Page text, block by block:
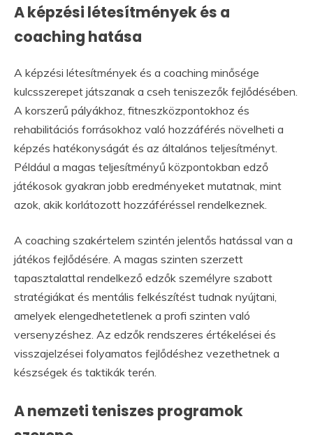
A képzési létesítmények és a
coaching hatása
A képzési létesítmények és a coaching minősége
kulcsszerepet játszanak a cseh teniszezők fejlődésében.
A korszerű pályákhoz, fitneszközpontokhoz és
rehabilitációs forrásokhoz való hozzáférés növelheti a
képzés hatékonyságát és az általános teljesítményt.
Például a magas teljesítményű központokban edző
játékosok gyakran jobb eredményeket mutatnak, mint
azok, akik korlátozott hozzáféréssel rendelkeznek.
A coaching szakértelem szintén jelentős hatással van a
játékos fejlődésére. A magas szinten szerzett
tapasztalattal rendelkező edzők személyre szabott
stratégiákat és mentális felkészítést tudnak nyújtani,
amelyek elengedhetetlenek a profi szinten való
versenyzéshez. Az edzők rendszeres értékelései és
visszajelzései folyamatos fejlődéshez vezethetnek a
készségek és taktikák terén.
A nemzeti teniszes programok